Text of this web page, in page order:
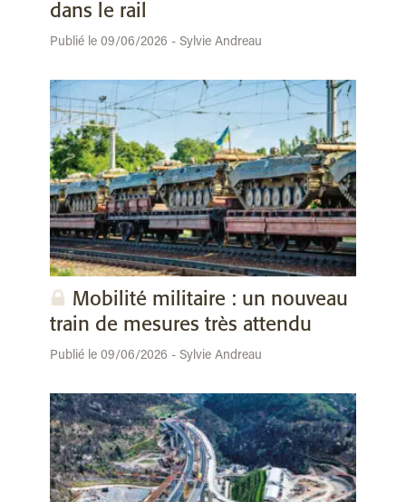
dans le rail
Publié le 09/06/2026 - Sylvie Andreau
Mobilité militaire : un nouveau
train de mesures très attendu
Publié le 09/06/2026 - Sylvie Andreau